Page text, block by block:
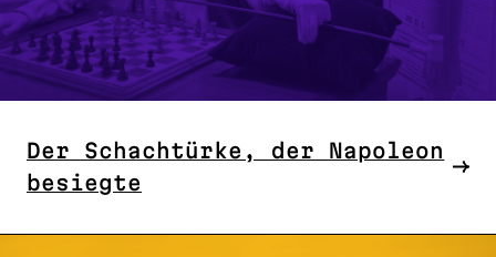
Der Schachtürke, der Napoleon
besiegte